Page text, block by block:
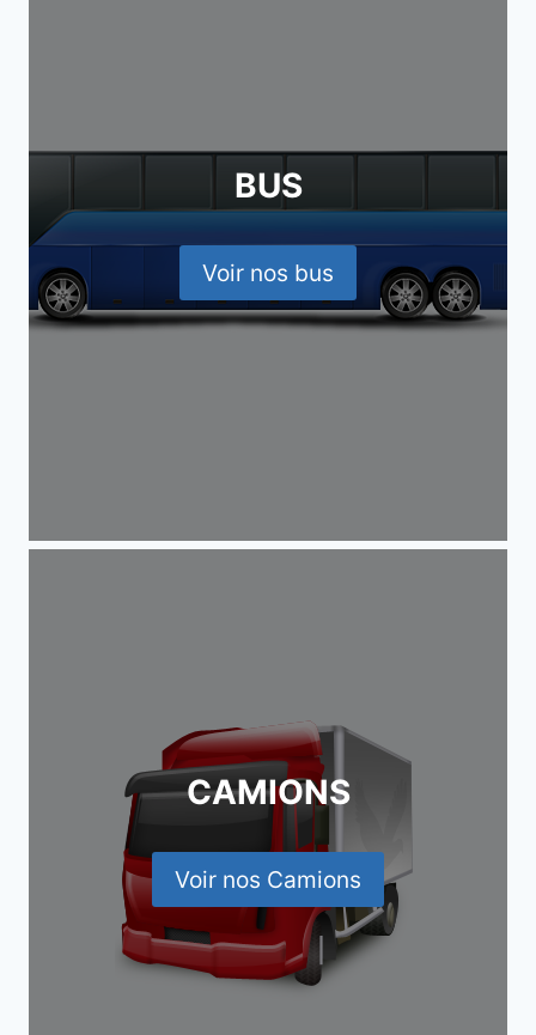
BUS
Voir nos bus
CAMIONS
Voir nos Camions